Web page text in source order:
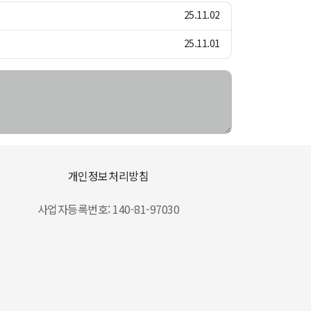
25.11.02
25.11.01
개인정보처리방침
사업자등록번호: 140-81-97030